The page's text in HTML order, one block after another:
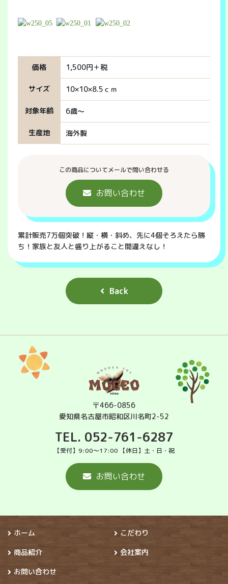
価格 1,500円＋税
サイズ 10×10×8.5ｃｍ
対象年齢 6歳～
生産地 海外製
この商品についてメールで問い合わせる
お問い合わせ
累計販売7万個突破！縦・横・斜め、先に4個そろえたら勝
ち！家族と友人と盛り上がること間違えなし！
Back
〒466-0856
愛知県名古屋市昭和区川名町2-52
TEL. 052-761-6287
【受付】9:00～17:00 【休日】土・日・祝
お問い合わせ
ホーム
こだわり
商品紹介
会社案内
お問い合わせ